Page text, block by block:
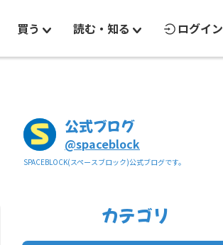
買う 読む・知る ログイン
公式ブログ
@spaceblock
SPACEBLOCK(スペースブロック)公式ブログです。
カテゴリ